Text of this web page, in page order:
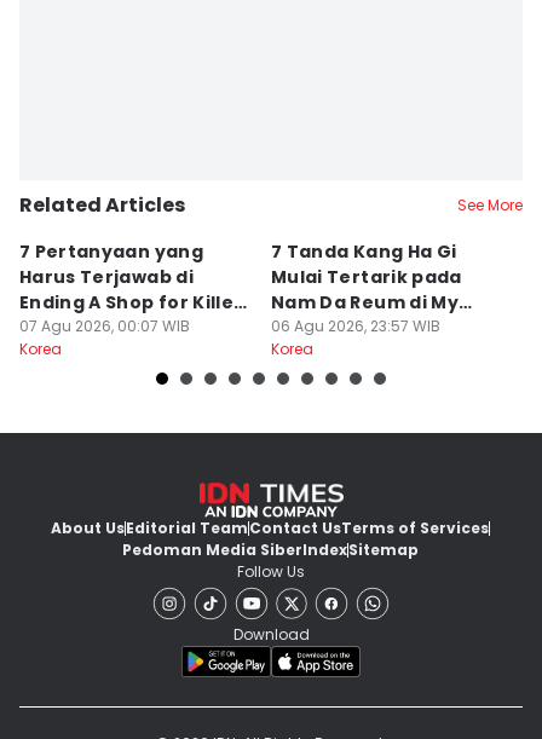
Related Articles See More
7 Pertanyaan yang
Harus Terjawab di
Ending A Shop for Killers
2
07 Agu 2026, 00:07 WIB
Korea
7 Tanda Kang Ha Gi
Mulai Tertarik pada
Nam Da Reum di My
Bias, My Boss
06 Agu 2026, 23:57 WIB
Korea
About UsEditorial TeamContact UsTerms of Services
Pedoman Media SiberIndexSitemap
Follow Us
Download